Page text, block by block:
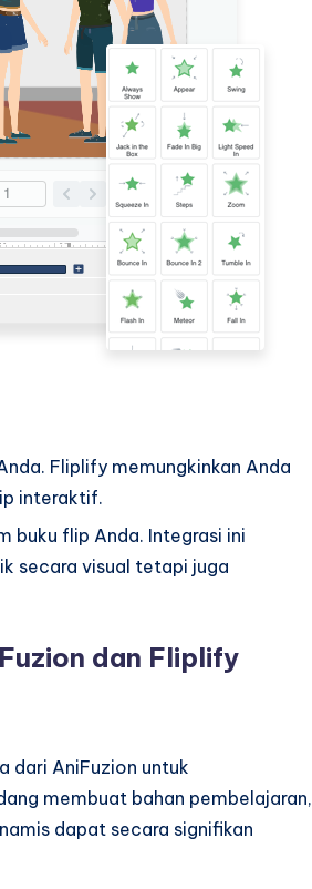
Fliplify memungkinkan Anda
interaktif.
buku flip Anda. Integrasi ini
secara visual tetapi juga
dan Fliplify
dari AniFuzion untuk
membuat bahan pembelajaran,
dapat secara signifikan